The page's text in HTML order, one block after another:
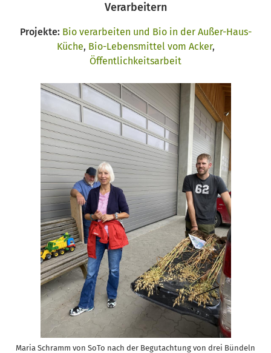
Verarbeitern
Projekte: Bio verarbeiten und Bio in der Außer-Haus-
Küche, Bio-Lebensmittel vom Acker,
Öffentlichkeitsarbeit
Maria Schramm von SoTo nach der Begutachtung von drei Bündeln